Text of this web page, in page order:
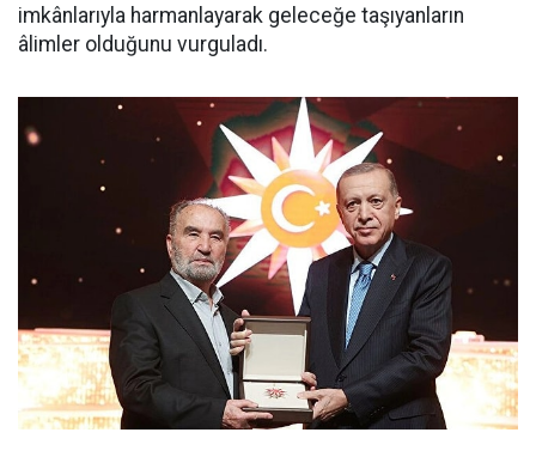
imkânlarıyla harmanlayarak geleceğe taşıyanların
âlimler olduğunu vurguladı.